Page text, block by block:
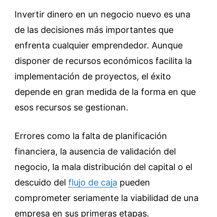
Invertir dinero en un negocio nuevo es una
de las decisiones más importantes que
enfrenta cualquier emprendedor. Aunque
disponer de recursos económicos facilita la
implementación de proyectos, el éxito
depende en gran medida de la forma en que
esos recursos se gestionan.
Errores como la falta de planificación
financiera, la ausencia de validación del
negocio, la mala distribución del capital o el
descuido del flujo de caja pueden
comprometer seriamente la viabilidad de una
empresa en sus primeras etapas.